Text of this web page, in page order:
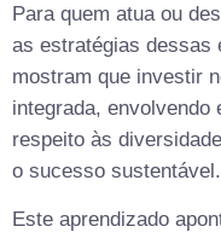
Para quem atua ou
as estratégias dessas
mostram que investir
integrada, envolvendo
respeito às
o sucesso sustentável.
Este aprendizado